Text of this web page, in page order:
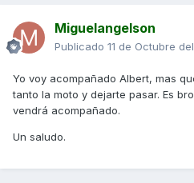
Miguelangelson
Publicado 11 de Octubre
Yo voy acompañado Albert, mas
tanto la moto y dejarte pasar. Es
vendrá acompañado.
Un saludo.